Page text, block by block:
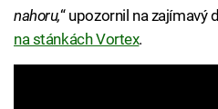
nahoru,“ upozornil na zajímavý
na stánkách Vortex.